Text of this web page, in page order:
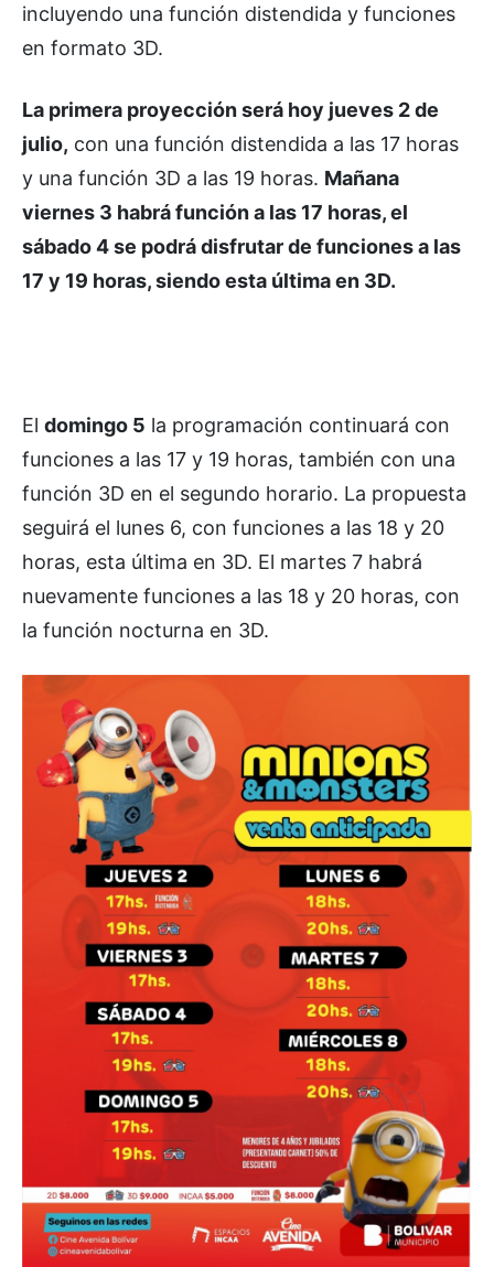
incluyendo una función distendida y funciones
en formato 3D.
La primera proyección será hoy jueves 2 de
julio, con una función distendida a las 17 horas
y una función 3D a las 19 horas. Mañana
viernes 3 habrá función a las 17 horas, el
sábado 4 se podrá disfrutar de funciones a las
17 y 19 horas, siendo esta última en 3D.
El domingo 5 la programación continuará con
funciones a las 17 y 19 horas, también con una
función 3D en el segundo horario. La propuesta
seguirá el lunes 6, con funciones a las 18 y 20
horas, esta última en 3D. El martes 7 habrá
nuevamente funciones a las 18 y 20 horas, con
la función nocturna en 3D.